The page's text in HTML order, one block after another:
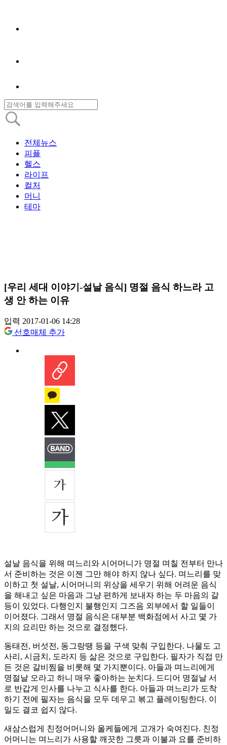
전체뉴스
피플
헬스
라이프
컬처
머니
테마
[우리 세대 이야기-설날 음식] 명절 음식 하느라 고
생 안 하는 이유
입력 2017-01-06 14:28
선호매체 추가
설날 음식을 위해 며느리와 시어머니가 명절 며칠 전부터 만나
서 준비하는 것은 이젠 그만 해야 하지 않나 싶다. 며느리를 맞
이하고 첫 설날, 시어머니의 위상을 세우기 위해 어려운 음식
을 해내고 싶은 마음과 그냥 편하게 보내자 하는 두 마음의 갈
등이 있었다. 다행인지 불행인지 그즈음 외부에서 할 일들이
이어졌다. 그래서 명절 음식은 대부분 백화점에서 사고 몇 가
지의 요리만 하는 것으로 결정했다.
동태전, 버섯전, 동그랑땡 등을 구색 맞춰 구입한다. 나물도 고
사리, 시금치, 도라지 등 삶은 것으로 구입한다. 필자가 직접 만
든 것은 갈비찜을 비롯해 몇 가지뿐이다. 아들과 며느리에게
명절날 오라고 하니 매우 좋아하는 눈치다. 드디어 명절날 서
로 반갑게 인사를 나누고 식사를 한다. 아들과 며느리가 도착
하기 전에 필자는 음식을 모두 데우고 볶고 플레이팅한다. 이
일도 결코 쉽지 않다.
새삼스럽게 친정어머니와 올케들에게 고개가 숙여진다. 친정
어머니는 며느리가 사용할 깨끗한 그릇과 이불과 요를 준비하